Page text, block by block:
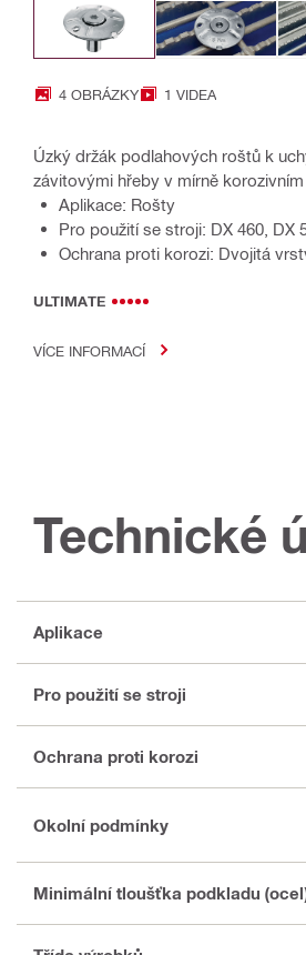
4 OBRÁZKY 1 VIDEA
Úzký držák podlahových roštů k
závitovými hřeby v mírně
Aplikace: Rošty
Pro použití se stroji: DX 460, DX
Ochrana proti korozi: Dvojitá
ULTIMATE
VÍCE INFORMACÍ
Technické
Aplikace
Pro použití se stroji
Ochrana proti korozi
Okolní podmínky
Minimální tloušťka podkladu